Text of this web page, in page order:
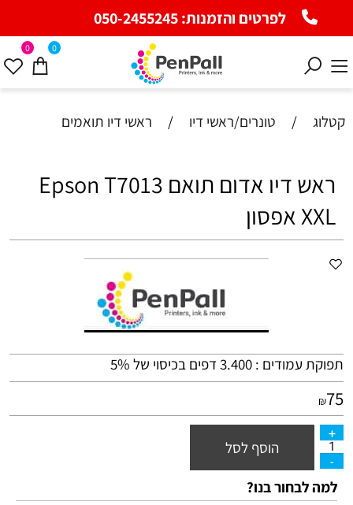
לפרטים והזמנות:050-2455245
0 0
קטלוג / טונרים/ראשי דיו / ראשי דיו תואמים
ראש דיו אדום תואם Epson T7013
XXL אפסון
תפוקת עמודים : 3.400 דפים בכיסוי של 5%
₪75
הוסף לסל
למה לבחור בנו?